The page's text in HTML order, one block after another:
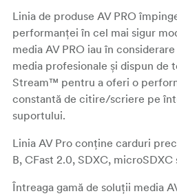
Linia de produse AV PRO
performanței în cel mai sigur
media AV PRO iau în
media profesionale și dispun de
Stream™ pentru a oferi o
constantă de citire/scriere pe
suportului.
Linia AV Pro conține carduri
B, CFast 2.0, SDXC, microSDXC
Întreaga gamă de soluții media